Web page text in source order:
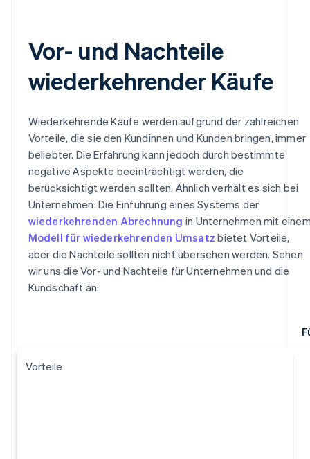
Vor- und Nachteile
wiederkehrender Käufe
Wiederkehrende Käufe werden aufgrund der zahlreichen
Vorteile, die sie den Kundinnen und Kunden bringen, immer
beliebter. Die Erfahrung kann jedoch durch bestimmte
negative Aspekte beeinträchtigt werden, die
berücksichtigt werden sollten. Ähnlich verhält es sich bei
Unternehmen: Die Einführung eines Systems der
wiederkehrenden Abrechnung in Unternehmen mit
Modell für wiederkehrenden Umsatz bietet Vorteile,
aber die Nachteile sollten nicht übersehen werden. Sehen
wir uns die Vor- und Nachteile für Unternehmen und die
Kundschaft an:
Vorteile